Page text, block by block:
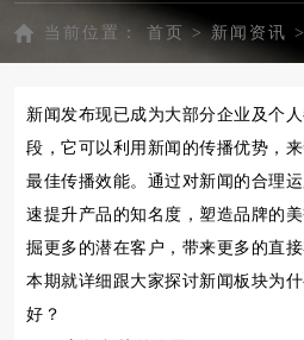
当前位置： 首页 >新闻资讯 >
新闻发布现已成为大部分企业及个
段，它可以利用新闻的传播优势，
最佳传播效能。通过对新闻的合理
速提升产品的知名度，塑造品牌的
掘更多的潜在客户，带来更多的直接
本期就详细跟大家探讨新闻板块为
好？